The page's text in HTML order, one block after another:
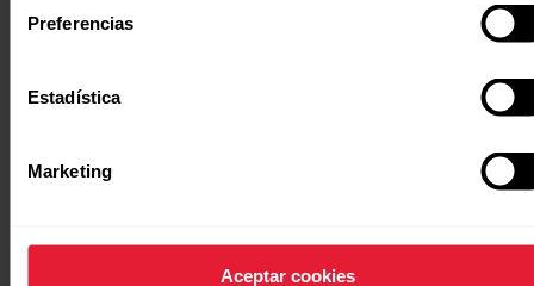
Preferencias
Estadística
Marketing
Aceptar cookies
Golpes, rayaduras, clima cambiante y
la exigente vida urbana con comodidad y